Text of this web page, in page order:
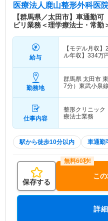
医療法人鹿山整形外科医
【群馬県／太田市】車通勤
ビリ業務＜理学療法士・常勤
給与
【モデル月収】
ル年収】 334万
勤務地
群馬県 太田市
7分）東武小泉
仕事内容
整形クリニック
療法士業務
駅から徒歩10分以内 車通勤
保存する
こ
詳